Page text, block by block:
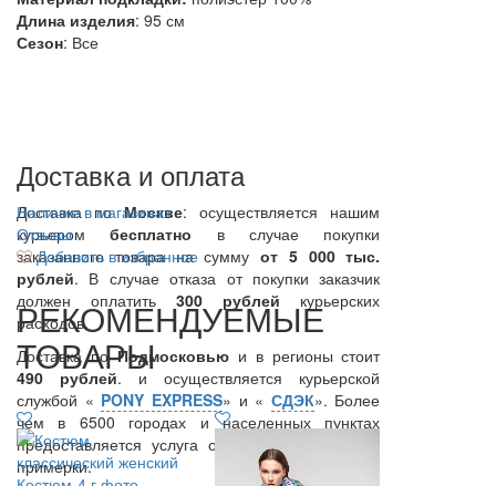
Длина изделия: 95 см
Сезон: Все
Доставка и оплата
Доставка поМоскве: осуществляется нашим
курьеромбесплатно в случае покупки
заказанного товара на суммуот 5 000 тыс.
рублей. В случае отказа от покупки заказчик
должен оплатить300 рублей курьерских
расходов.
Доставка поПодмосковью и в регионы стоит
490 рублей. и осуществляется курьерской
службой « PONY EXPRESS» и « СДЭК». Более
чем в 6500 городах и населенных пунктах
предоставляется услуга оплаты курьеру после
примерки.
Наличие в магазинах
Отзывы
Добавить в избранное
РЕКОМЕНДУЕМЫЕ
ТОВАРЫ